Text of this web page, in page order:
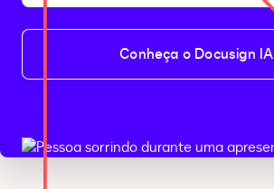
Conheça o Docusign